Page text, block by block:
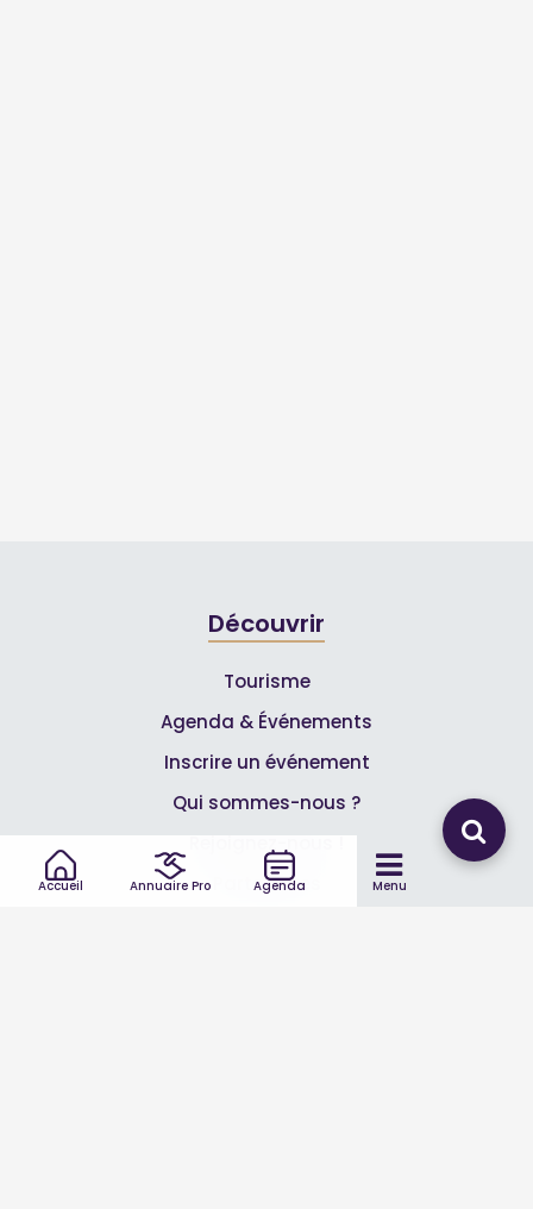
Accueil Annuaire Pro Agenda Menu
Découvrir
Tourisme
Agenda & Événements
Inscrire un événement
Qui sommes-nous ?
Rejoignez-nous !
Partenaires